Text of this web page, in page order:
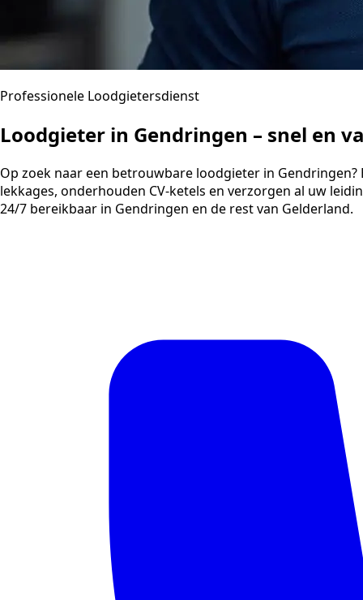
Professionele Loodgietersdienst
Loodgieter in Gendringen – snel en
Op zoek naar een betrouwbare loodgieter in
lekkages, onderhouden CV-ketels en verzorgen al uw
24/7 bereikbaar in Gendringen en de rest van Gelderland.